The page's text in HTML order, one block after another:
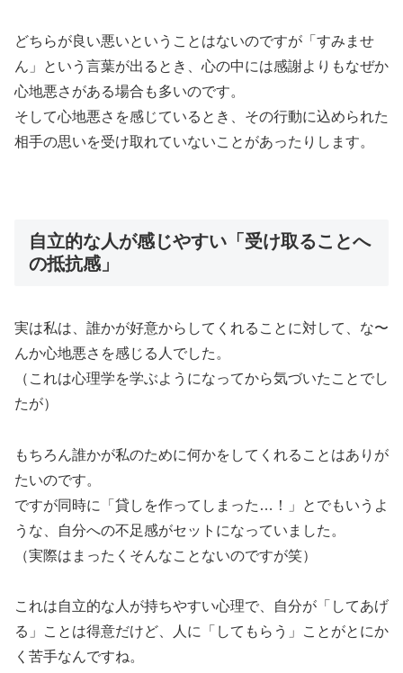
どちらが良い悪いということはないのですが「すみませ
ん」という言葉が出るとき、心の中には感謝よりもなぜか
心地悪さがある場合も多いのです。
そして心地悪さを感じているとき、その行動に込められた
相手の思いを受け取れていないことがあったりします。
自立的な人が感じやすい「受け取ることへ
の抵抗感」
実は私は、誰かが好意からしてくれることに対して、な〜
んか心地悪さを感じる人でした。
（これは心理学を学ぶようになってから気づいたことでし
たが）
もちろん誰かが私のために何かをしてくれることはありが
たいのです。
ですが同時に「貸しを作ってしまった…！」とでもいうよ
うな、自分への不足感がセットになっていました。
（実際はまったくそんなことないのですが笑）
これは自立的な人が持ちやすい心理で、自分が「してあげ
る」ことは得意だけど、人に「してもらう」ことがとにか
く苦手なんですね。